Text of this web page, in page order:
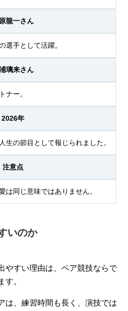
龍一さん
選手として活躍。
璃来さん
ナー。
2026年
生の節目として報じられました。
注意点
は同じ意味ではありません。
いのか
やすい理由は、ペア競技ならで
す。
は、練習時間も長く、演技では